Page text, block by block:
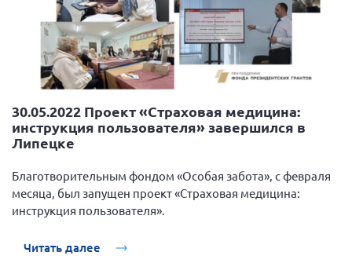
30.05.2022 Проект «Страховая медицина:
инструкция пользователя» завершился в
Липецке
Благотворительным фондом «Особая забота», с февраля
месяца, был запущен проект «Страховая медицина:
инструкция пользователя».
Читать далее